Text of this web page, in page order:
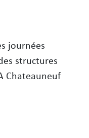
journées
structures
Chateauneuf